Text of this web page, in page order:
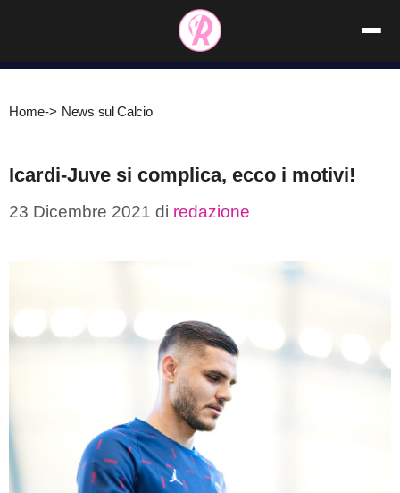
contenuto
Home-> News sul Calcio
Icardi-Juve si complica, ecco i motivi!
23 Dicembre 2021 di redazione